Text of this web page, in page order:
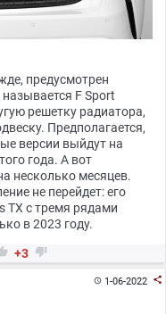
предусмотрен
F Sport
решетку радиатора,
Предполагается,
версии выйдут на
года. А вот
несколько месяцев.
не перейдет: его
TX с тремя рядами
в 2023 году.
+3 
1-06-2022 